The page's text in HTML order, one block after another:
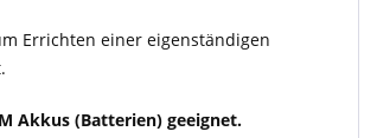
Errichten einer eigenständigen
Akkus (Batterien) geeignet.